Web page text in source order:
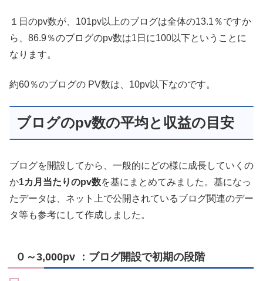
１日のpv数が、101pv以上のブログは全体の13.1％ですか
ら、86.9％のブログのpv数は1日に100以下ということに
なります。
約60％のブログの PV数は、10pv以下なのです。
ブログのpv数の平均と収益の目安
ブログを開設してから、一般的にどの様に成長していくの
か1カ月当たりのpv数を基にまとめてみました。基になっ
たデータは、ネット上で公開されているブログ関連のデー
タ等も参考にして作成しました。
０～3,000pv ：ブログ開設で初期の段階